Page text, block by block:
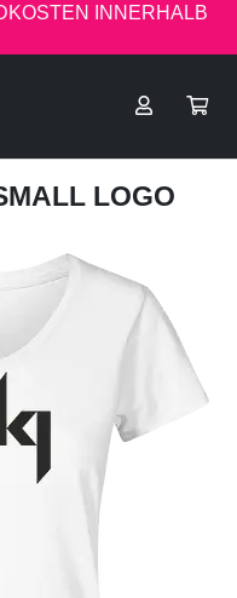
INNERHALB
LOGO